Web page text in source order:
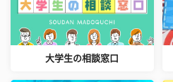
大学生の相談窓口